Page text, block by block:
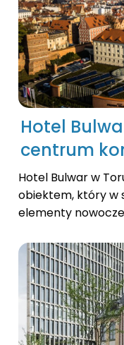
Hotel
centrum
Hotel Bulwar w
obiektem, który w
elementy